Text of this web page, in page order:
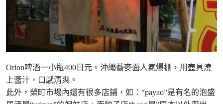
Orion啤酒一小瓶400日元。沖繩蕎麥面人氣爆棚，用壺具澆
上醬汁，口感清爽。
此外，榮町市場內還有很多店鋪，如：“payao”是有名的泡盛